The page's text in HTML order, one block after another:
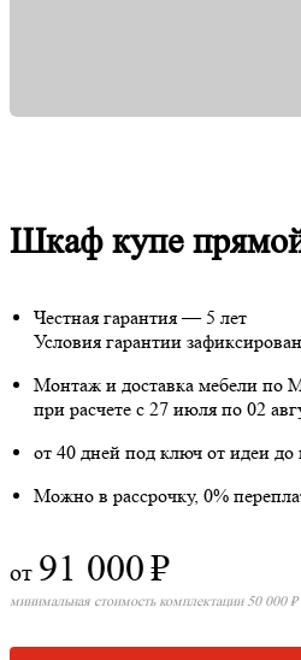
Шкаф купе
Честная гарантия — 5 лет
Условия гарантии
Монтаж и доставка мебели по
при расчете с 27 июля по 02
от 40 дней под ключ от идеи до
Можно в рассрочку, 0%
от 91 000₽
минимальная стоимость комплектации 50 000 ₽